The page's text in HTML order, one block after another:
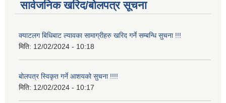
सार्वजनिक खरिद/बोलपत्र सूचना
क्याटलग बिधिबाट ल्यावका सामाग्रीहरु खरिद गर्ने सम्बन्धि सुचना !!!
मिति: 12/02/2024 - 10:18
बोलपत्र स्विकृत गर्ने आशयको सुचना !!!!
मिति: 12/02/2024 - 10:17